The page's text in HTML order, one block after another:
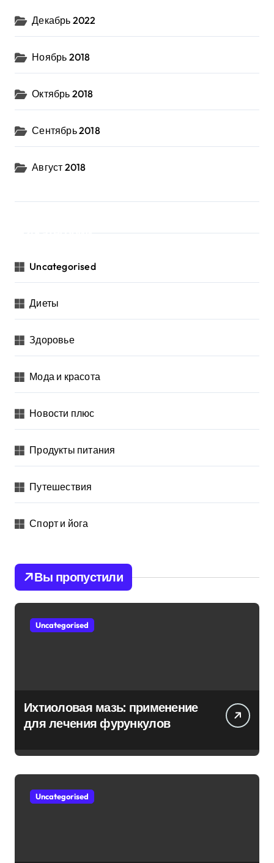
Декабрь 2022
Ноябрь 2018
Октябрь 2018
Сентябрь 2018
Август 2018
Uncategorised
Диеты
Здоровье
Мода и красота
Новости плюс
Продукты питания
Путешествия
Спорт и йога
Вы пропустили
Uncategorised
Ихтиоловая мазь: применение
для лечения фурункулов
Uncategorised